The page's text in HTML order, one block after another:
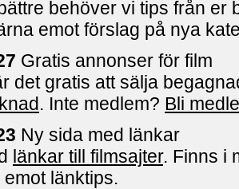
behöver vi tips från er
emot förslag på nya
Gratis annonser för film
det gratis att sälja
. Inte medlem? Bli
Ny sida med länkar
länkar till filmsajter. Finns i
länktips.